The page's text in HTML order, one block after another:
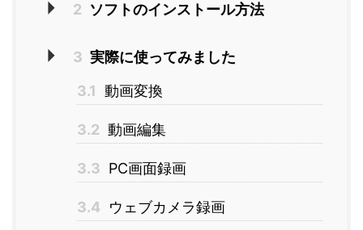
2 ソフトのインストール方法
3 実際に使ってみました
3.1 動画変換
3.2 動画編集
3.3 PC画面録画
3.4 ウェブカメラ録画